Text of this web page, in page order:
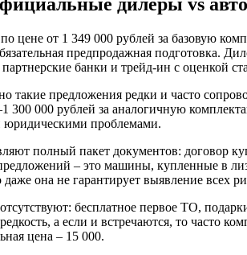
от 1 349 000 рублей за базовую
предпродажная подготовка.
банки и трейд-ин с оценкой
такие предложения редки и часто
000 рублей за аналогичную
юридическими проблемами.
полный пакет документов: договор
– это машины, купленные в
она не гарантирует выявление всех
бесплатное первое ТО,
а если и встречаются, то
цена – 15 000.